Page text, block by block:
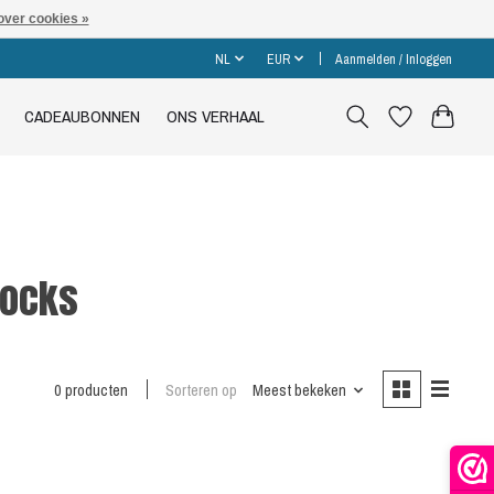
NL EUR Aanmelden / Inloggen
CADEAUBONNEN ONS VERHAAL
0 producten Sorteren op Meest bekeken
cookies »